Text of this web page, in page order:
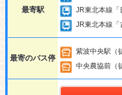
最寄駅
JR東北本線「
JR東北本線「
最寄のバス停
紫波中央駅（
中央農協前（